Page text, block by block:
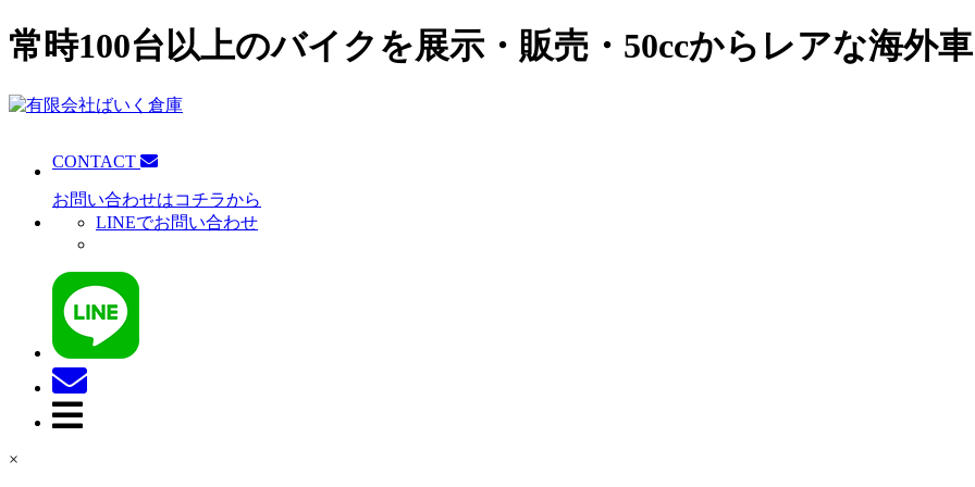
常時100台以上のバイクを展示・販売・50ccからレアな海外
CONTACT
お問い合わせはコチラから
LINEでお問い合わせ
×